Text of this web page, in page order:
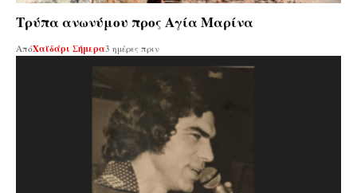
Τρύπα ανωνύμου προς Αγία Μαρίνα
ΑπόΧαϊδάρι Σήμερα3 ημέρες πριν